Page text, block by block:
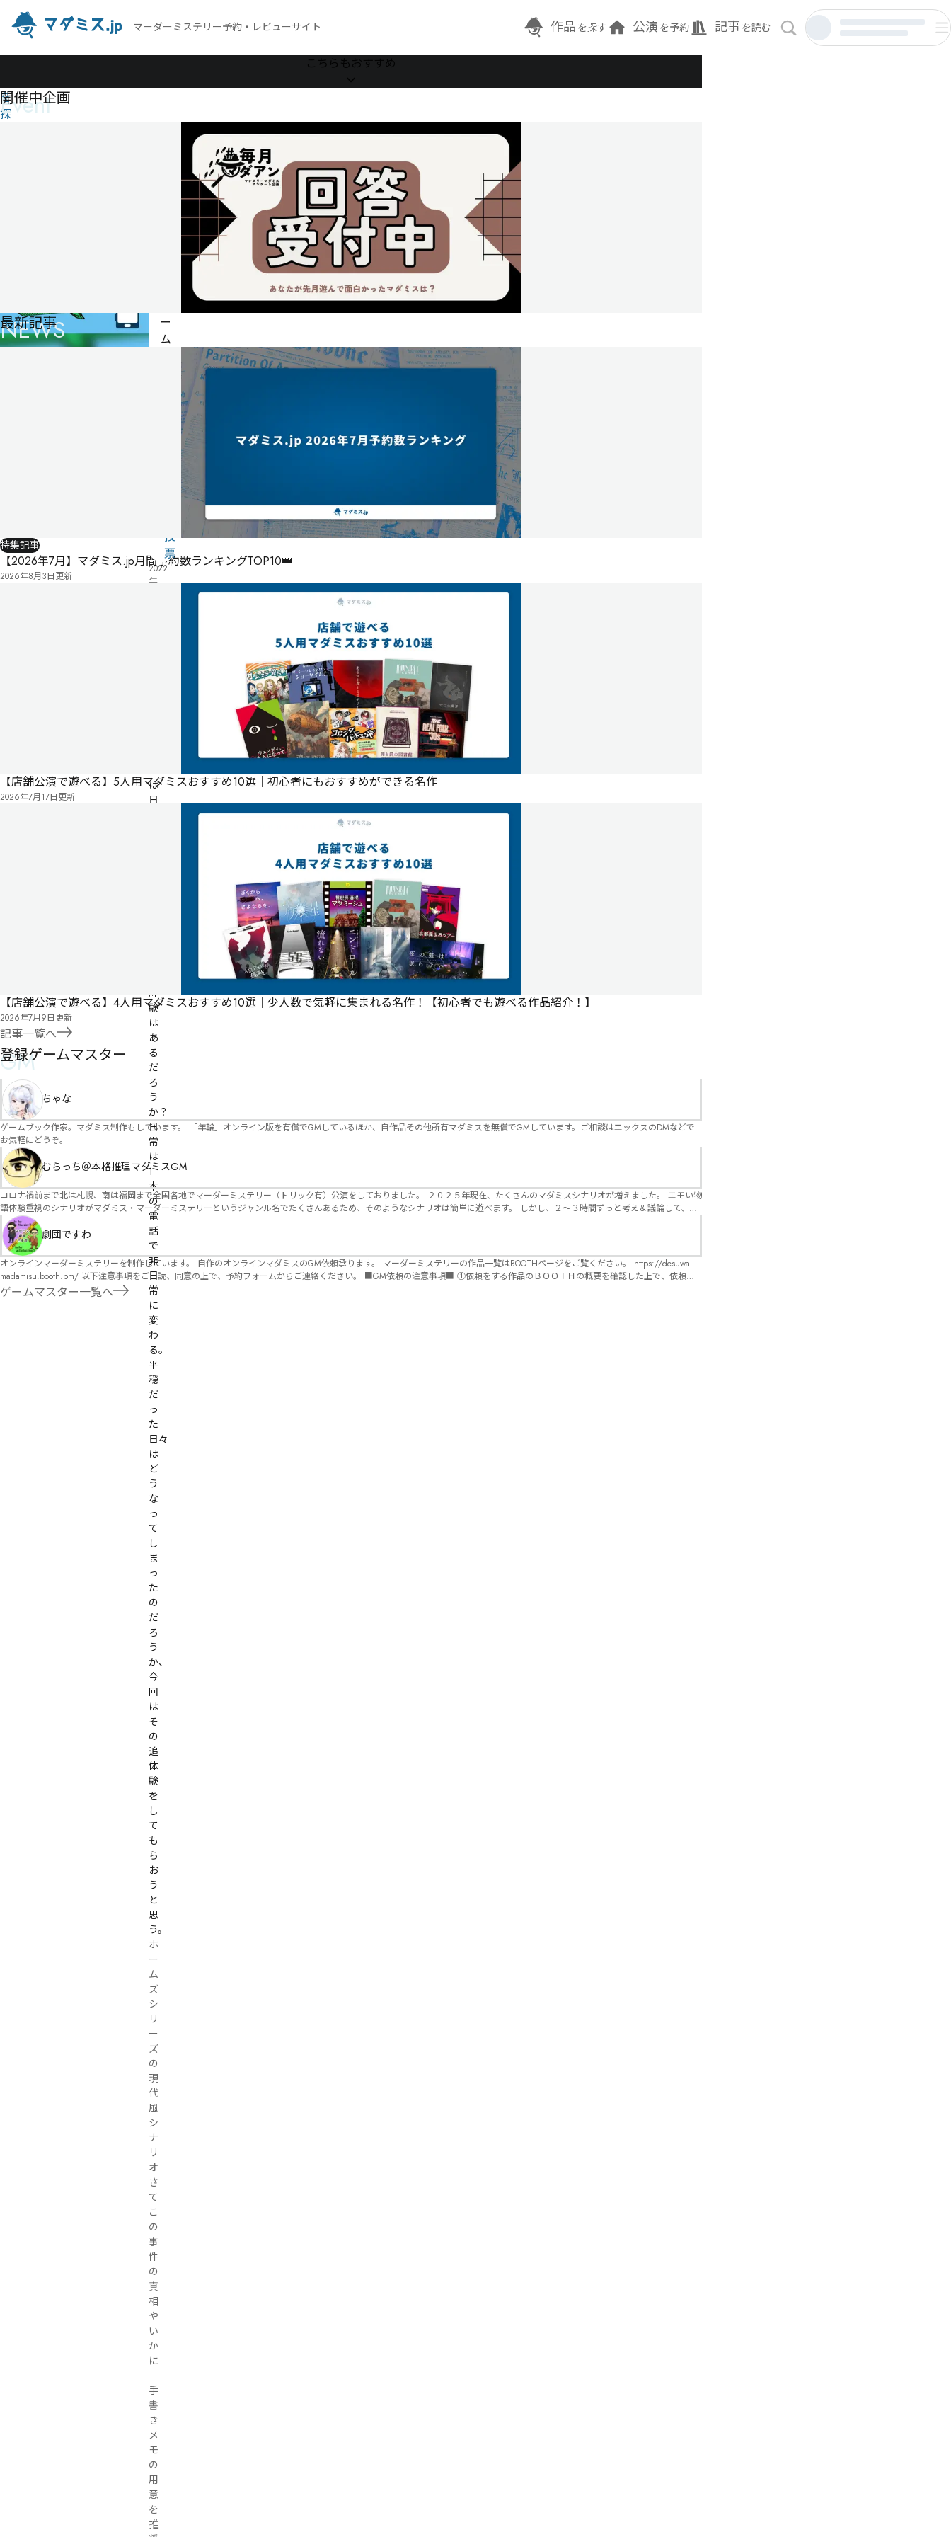
マーダーミステリー予約・レビューサイト 作品 を探す 公演 を予約 記事 を読む
を
探
Sweet
Holmes
ー
ム
リ
ス
投
票
2022
年
は
日
経
験
は
あ
る
だ
ろ
う
か？
日
常
は
1
本
の
電
話
で
非
日
常
に
変
わ
る。
平
穏
だ
っ
た
日々
は
ど
う
な
っ
て
し
ま
っ
た
の
だ
ろ
う
か、
今
回
は
そ
の
追
体
験
を
し
て
も
ら
お
う
と
思
う。
ホ
ー
ム
ズ
シ
リ
ー
ズ
の
現
代
風
シ
ナ
リ
オ
さ
て
こ
の
事
件
の
真
相
や
い
か
に
手
書
き
メ
モ
の
用
意
を
推
こちらもおすすめ
Event
開催中企画
NEWS
最新記事
特集記事
【2026年7月】マダミス.jp月間予約数ランキングTOP10👑
2026年8月3日更新
【店舗公演で遊べる】5人用マダミスおすすめ10選｜初心者にもおすすめができる名作
2026年7月17日更新
【店舗公演で遊べる】4人用マダミスおすすめ10選｜少人数で気軽に集まれる名作！【初心者でも遊べる作品紹介！】
2026年7月9日更新
記事一覧へ
GM
登録ゲームマスター
ちゃな
ゲームブック作家。マダミス制作もしています。 「年輪」オンライン版を有償でGMしているほか、自作品その他所有マダミスを無償でGMしています。ご相談はエックスのDMなどで
お気軽にどうぞ。
むらっち＠本格推理マダミスGM
コロナ禍前まで北は札幌、南は福岡まで全国各地でマーダーミステリー（トリック有）公演をしておりました。 ２０２５年現在、たくさんのマダミスシナリオが増えました。 エモい物
語体験重視のシナリオがマダミス・マーダーミステリーというジャンル名でたくさんあるため、そのようなシナリオは簡単に遊べます。 しかし、２～３時間ずっと考え＆議論して、見
たことないトリックが解ける閃きや犯人として逃げ切る楽しみのある本格推理マーダーミステリーを見つけることが難しくなっていませんか？ そんな本格推理マダミスをお届けしま
す！
劇団ですわ
オンラインマーダーミステリーを制作しています。 自作のオンラインマダミスのGM依頼承ります。 マーダーミステリーの作品一覧はBOOTHページをご覧ください。 https://desuwa-
madamisu.booth.pm/ 以下注意事項をご一読、同意の上で、予約フォームからご連絡ください。 ■GM依頼の注意事項■ ①依頼をする作品のＢＯＯＴＨの概要を確認した上で、依頼し
てください。 ②依頼ができるのは、平日、土日、祝日問わず、21：00～となります。 ③参加するメンバーは、依頼者にてメンバーを集めてください。 ④依頼条件：代表者によるＧＭ
セットの購入or参加者全員の個別ＨＯの購入 ⇒購入するタイミングは、開催日程、参加メンバーが決まってからで構いません。 ⑤批判目的等、作品を楽しむつもりのない方は参加をご
ゲームマスター一覧へ